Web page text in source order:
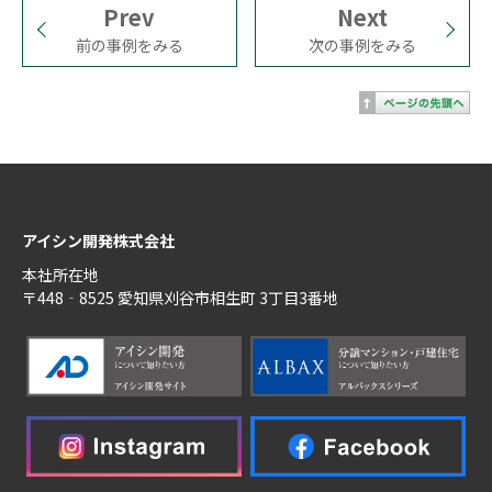
Prev
前の事例をみる
Next
次の事例をみる
アイシン開発株式会社
本社所在地
〒448‐8525 愛知県刈谷市相生町 3丁目3番地